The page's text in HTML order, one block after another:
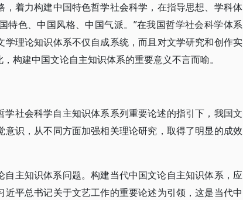
着力构建中国特色哲学社会科学，在指导思想、学科体
特色、中国风格、中国气派。”在我国哲学社会科学体系
理论知识体系不仅自成系统，而且对文学研究和创作实
构建中国文论自主知识体系的重要意义不言而喻。
社会科学自主知识体系系列重要论述的指引下，我国文
识，从不同方面加强相关理论研究，取得了明显的成效
主知识体系问题。构建当代中国文论自主知识体系，应
平总书记关于文艺工作的重要论述为引领，这是当代中